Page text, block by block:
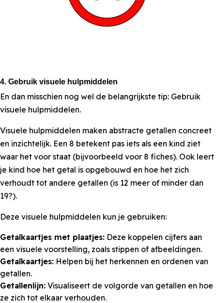
4. Gebruik visuele hulpmiddelen
En dan misschien nog wel de belangrijkste tip: Gebruik
visuele hulpmiddelen.
Visuele hulpmiddelen maken abstracte getallen concreet
en inzichtelijk. Een 8 betekent pas iets als een kind ziet
waar het voor staat (bijvoorbeeld voor 8 fiches). Ook leert
je kind hoe het getal is opgebouwd en hoe het zich
verhoudt tot andere getallen (is 12 meer of minder dan
19?).
Deze visuele hulpmiddelen kun je gebruiken:
Getalkaartjes met plaatjes: Deze koppelen cijfers aan
een visuele voorstelling, zoals stippen of afbeeldingen.
Getalkaartjes: Helpen bij het herkennen en ordenen van
getallen.
Getallenlijn: Visualiseert de volgorde van getallen en hoe
ze zich tot elkaar verhouden.